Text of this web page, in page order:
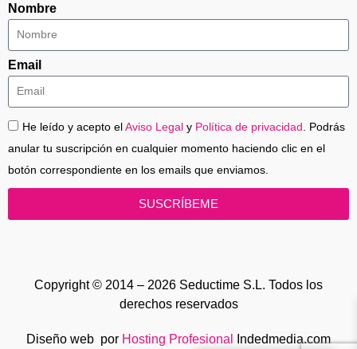
Nombre
Email
He leído y acepto elAviso Legal y Política de privacidad . Podrás
anular tu suscripción en cualquier momento haciendo clic en el
botón correspondiente en los emails que enviamos.
SUSCRÍBEME
Copyright © 2014 – 2026 Seductime S.L. Todos los
derechos reservados
Diseño web por Hosting Profesional Indedmedia.com